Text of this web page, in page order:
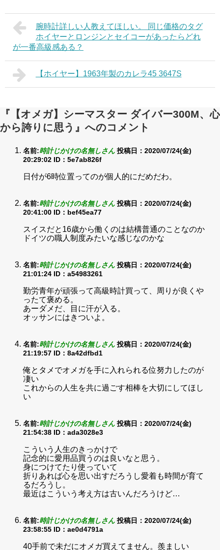
腕時計詳しい人教えてほしい。 同じ価格のタグ
ホイヤーとロンジンとセイコーがあったらどれ
が一番高級感ある？
【ホイヤー】1963年製のカレラ45 3647S
『【オメガ】シーマスター ダイバー300M、心
から誇りに思う』へのコメント
名前:時計じかけの名無しさん 投稿日：2020/07/24(金)
20:29:02 ID：5e7ab826f
日付が6時位置ってのが個人的にだめだわ。
名前:時計じかけの名無しさん 投稿日：2020/07/24(金)
20:41:00 ID：bef45ea77
スイスだと16歳から働くのは結構普通のことなのか
ドイツの職人制度みたいな感じなのかな
名前:時計じかけの名無しさん 投稿日：2020/07/24(金)
21:01:24 ID：a54983261
勤労青年が頑張って高級時計買って、周りが良くや
ったて褒める。
あーダメだ、目に汗が入る。
オッサンにはきついよ。
名前:時計じかけの名無しさん 投稿日：2020/07/24(金)
21:19:57 ID：8a42dfbd1
俺とタメでオメガを手に入れられる位努力したのが
凄い
これからの人生を共に過ごす相棒を大切にしてほし
い
名前:時計じかけの名無しさん 投稿日：2020/07/24(金)
21:54:38 ID：ada3028e3
こういう人生のきっかけで
記念的に愛用品買うのは良いなと思う。
身につけてたり使っていて
折りあれば心を思い出すだろうし愛着も時間が育て
るだろうし。
最近はこういう考え方は古いんだろうけど…
名前:時計じかけの名無しさん 投稿日：2020/07/24(金)
23:58:55 ID：ae0d4791a
40手前で未だにオメガ買えてません。羨ましい